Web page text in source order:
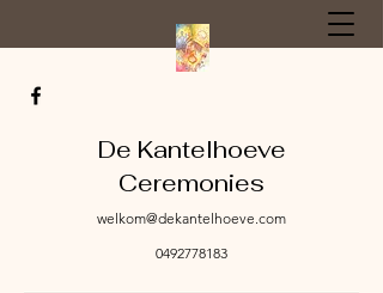
De Kantelhoeve
Ceremonies
welkom@dekantelhoeve.com
0492778183